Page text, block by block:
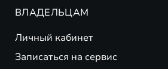
ВЛАДЕЛЬЦАМ
Личный кабинет
Записаться на сервис